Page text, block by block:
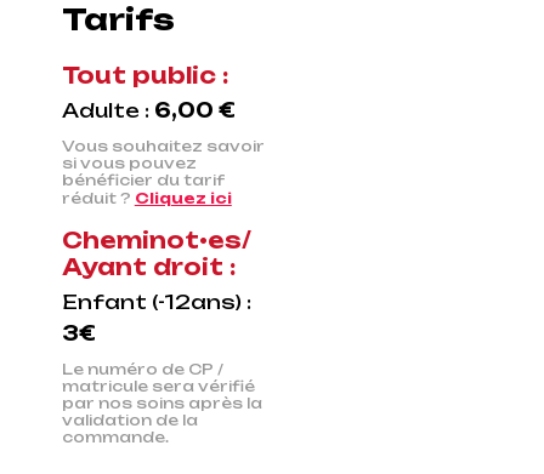
Tarifs
Tout public :
Adulte : 6,00 €
Vous souhaitez savoir
si vous pouvez
bénéficier du tarif
réduit ? Cliquez ici
Cheminot•es/
Ayant droit :
Enfant (-12ans) :
3€
Le numéro de CP /
matricule sera vérifié
par nos soins après la
validation de la
commande.